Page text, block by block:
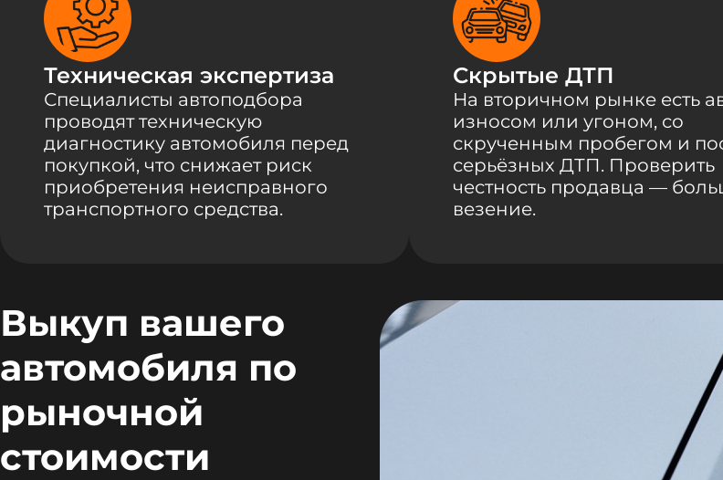
Техническая экспертиза
Специалисты автоподбора
проводят техническую
диагностику автомобиля перед
покупкой, что снижает риск
приобретения неисправного
транспортного средства.
Скрытые ДТП
На вторичном рынке есть
износом или угоном, со
скрученным пробегом и
серьёзных ДТП. Проверить
честность продавца —
везение.
Выкуп вашего
автомобиля по
рыночной
стоимости